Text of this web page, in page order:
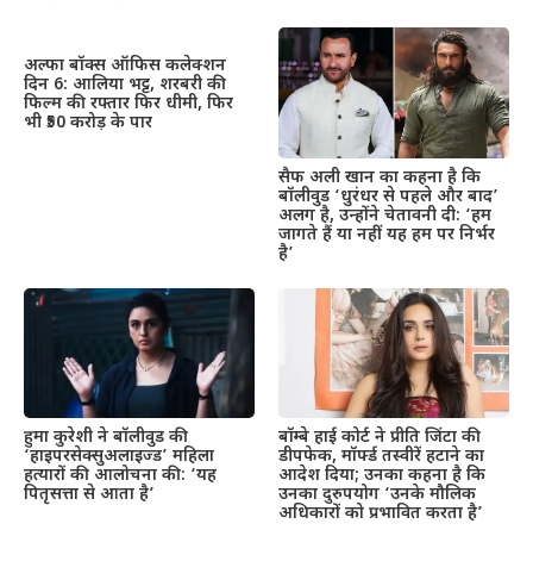
अल्फा बॉक्स ऑफिस कलेक्शन
दिन 6: आलिया भट्ट, शरबरी की
फिल्म की रफ्तार फिर धीमी, फिर
भी ₹50 करोड़ के पार
सैफ अली खान का कहना है कि
बॉलीवुड ‘धुरंधर से पहले और बाद’
अलग है, उन्होंने चेतावनी दी: ‘हम
जागते हैं या नहीं यह हम पर निर्भर
है’
हुमा कुरेशी ने बॉलीवुड की
‘हाइपरसेक्सुअलाइज्ड’ महिला
हत्यारों की आलोचना की: ‘यह
पितृसत्ता से आता है’
बॉम्बे हाई कोर्ट ने प्रीति जिंटा की
डीपफेक, मॉर्फ्ड तस्वीरें हटाने का
आदेश दिया; उनका कहना है कि
उनका दुरुपयोग ‘उनके मौलिक
अधिकारों को प्रभावित करता है’